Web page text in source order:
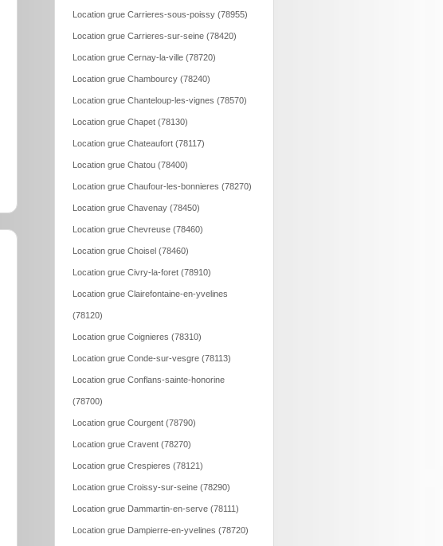
Location grue Carrieres-sous-poissy (78955)
Location grue Carrieres-sur-seine (78420)
Location grue Cernay-la-ville (78720)
Location grue Chambourcy (78240)
Location grue Chanteloup-les-vignes (78570)
Location grue Chapet (78130)
Location grue Chateaufort (78117)
Location grue Chatou (78400)
Location grue Chaufour-les-bonnieres (78270)
Location grue Chavenay (78450)
Location grue Chevreuse (78460)
Location grue Choisel (78460)
Location grue Civry-la-foret (78910)
Location grue Clairefontaine-en-yvelines
(78120)
Location grue Coignieres (78310)
Location grue Conde-sur-vesgre (78113)
Location grue Conflans-sainte-honorine
(78700)
Location grue Courgent (78790)
Location grue Cravent (78270)
Location grue Crespieres (78121)
Location grue Croissy-sur-seine (78290)
Location grue Dammartin-en-serve (78111)
Location grue Dampierre-en-yvelines (78720)